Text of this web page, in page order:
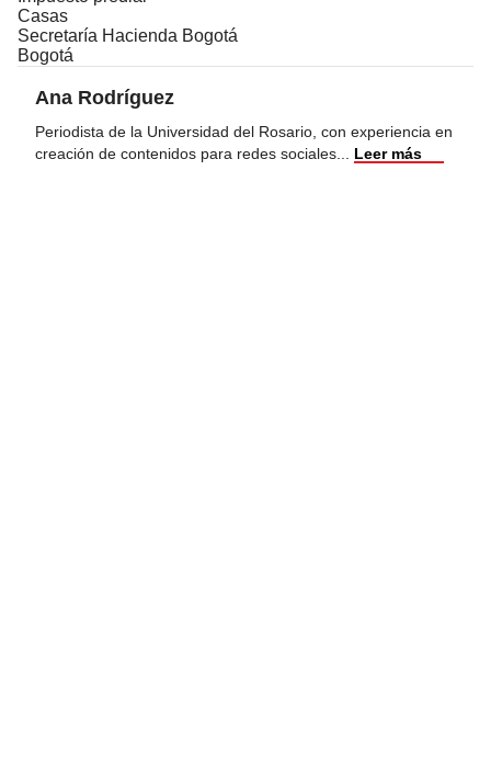
Casas
Secretaría Hacienda Bogotá
Bogotá
Ana Rodríguez
Periodista de la Universidad del Rosario, con experiencia en
creación de contenidos para redes sociales
Leer más